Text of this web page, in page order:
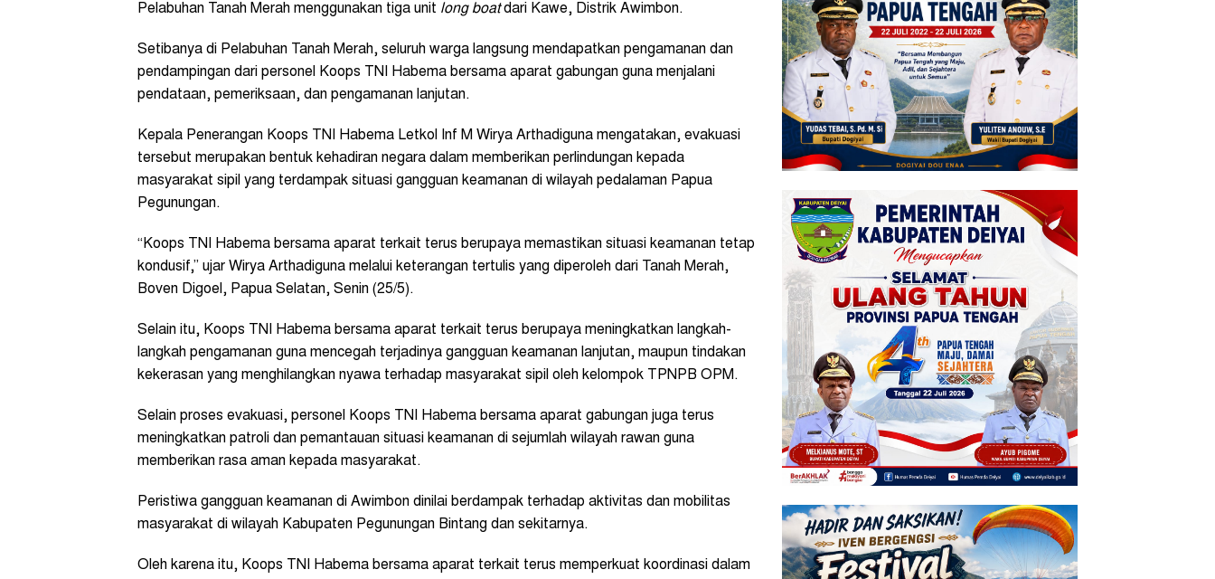
Pelabuhan Tanah Merah menggunakan tiga unit long boatdari Kawe, Distrik Awimbon.
Setibanya di Pelabuhan Tanah Merah, seluruh warga langsung mendapatkan pengamanan dan
pendampingan dari personel Koops TNI Habema bersama aparat gabungan guna menjalani
pendataan, pemeriksaan, dan pengamanan lanjutan.
Kepala Penerangan Koops TNI Habema Letkol Inf M Wirya Arthadiguna mengatakan, evakuasi
tersebut merupakan bentuk kehadiran negara dalam memberikan perlindungan kepada
masyarakat sipil yang terdampak situasi gangguan keamanan di wilayah pedalaman Papua
Pegunungan.
“Koops TNI Habema bersama aparat terkait terus berupaya memastikan situasi keamanan tetap
kondusif,” ujar Wirya Arthadiguna melalui keterangan tertulis yang diperoleh dari Tanah Merah,
Boven Digoel, Papua Selatan, Senin (25/5).
Selain itu, Koops TNI Habema bersama aparat terkait terus berupaya meningkatkan langkah-
langkah pengamanan guna mencegah terjadinya gangguan keamanan lanjutan, maupun tindakan
kekerasan yang menghilangkan nyawa terhadap masyarakat sipil oleh kelompok TPNPB OPM.
Selain proses evakuasi, personel Koops TNI Habema bersama aparat gabungan juga terus
meningkatkan patroli dan pemantauan situasi keamanan di sejumlah wilayah rawan guna
memberikan rasa aman kepada masyarakat.
Peristiwa gangguan keamanan di Awimbon dinilai berdampak terhadap aktivitas dan mobilitas
masyarakat di wilayah Kabupaten Pegunungan Bintang dan sekitarnya.
Oleh karena itu, Koops TNI Habema bersama aparat terkait terus memperkuat koordinasi dalam